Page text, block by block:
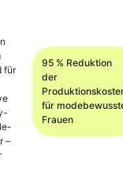
für
–
95 % Reduktion
der
für
Frauen